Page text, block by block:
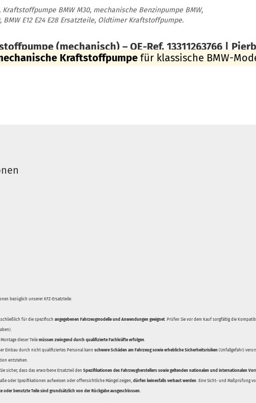
Kraftstoffpumpe BMW M30, mechanische Benzinpumpe BMW,
BMW E12 E24 E28 Ersatzteile, Oldtimer Kraftstoffpumpe.
(mechanisch) – OE-Ref. 13311263766 |
Kraftstoffpumpe für klassische BMW-
bezüglich unserer KFZ-Ersatzteile:
für die spezifisch angegebenen Fahrzeugmodelle und Anwendungen geeignet. Prüfen Sie vor dem Kauf sorgfältig die
dieser Teile müssen zwingend durch qualifizierte Fachkräfte erfolgen.
Einbau durch nicht qualifiziertes Personal kann schwere Schäden am Fahrzeug sowie erhebliche Sicherheitsrisiken (Unfallgefahr)
entstehen.
sicher, dass das erworbene Ersatzteil den Spezifikationen des Fahrzeugherstellers sowie geltenden nationalen und internationalen
oder Spezifikationen aufweisen oder offensichtliche Mängel zeigen, dürfen keinesfalls verbaut werden. Eine Sicht- und Maßprüfung
oder benutzte Teile sind grundsätzlich von der Rückgabe ausgeschlossen.